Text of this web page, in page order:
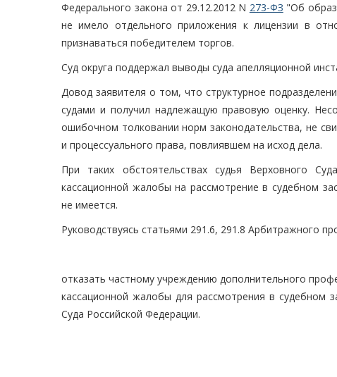
Федерального закона от 29.12.2012 N 273-ФЗ "Об
не имело отдельного приложения к лицензии в
признаваться победителем торгов.
Суд округа поддержал выводы суда апелляционной
Довод заявителя о том, что структурное
судами и получил надлежащую правовую оценку.
ошибочном толковании норм законодательства, не
и процессуального права, повлиявшем на исход дела.
При таких обстоятельствах судья Верховного
кассационной жалобы на рассмотрение в судебном
не имеется.
Руководствуясь статьями 291.6, 291.8 Арбитражного
отказать частному учреждению дополнительного
кассационной жалобы для рассмотрения в судебном
Суда Российской Федерации.